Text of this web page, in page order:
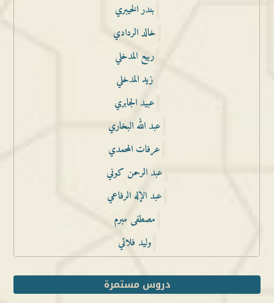
بندر الخيبري
خالد الردادي
ربيع المدخلي
زيد المدخلي
عبيد الجابري
عبد الله البخاري
عرفات المحمدي
عبد الرحمن كوني
عبد الإله الرفاعي
مصطفى مبرم
وليد فلاتي
دروس مستمرة